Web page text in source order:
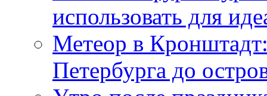
использовать для
Метеор в
Петербурга до